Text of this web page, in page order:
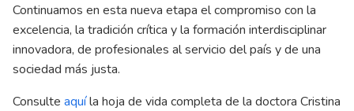
Continuamos en esta nueva etapa el compromiso con la
excelencia, la tradición crítica y la formación interdisciplinar
innovadora, de profesionales al servicio del país y de una
sociedad más justa.
Consulte aquíla hoja de vida completa de la doctora Cristina